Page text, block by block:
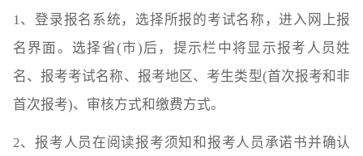
1、登录报名系统，选择所报的考试名称，进入网上报
名界面。选择省(市)后，提示栏中将显示报考人员姓
名、报考考试名称、报考地区、考生类型(首次报考和非
首次报考)、审核方式和缴费方式。
2、报考人员在阅读报考须知和报考人员承诺书并确认